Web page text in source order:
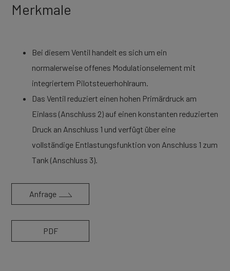
Merkmale
Bei diesem Ventil handelt es sich um ein
normalerweise offenes Modulationselement mit
integriertem Pilotsteuerhohlraum.
Das Ventil reduziert einen hohen Primärdruck am
Einlass (Anschluss 2) auf einen konstanten reduzierten
Druck an Anschluss 1 und verfügt über eine
vollständige Entlastungsfunktion von Anschluss 1 zum
Tank (Anschluss 3).
Anfrage
PDF